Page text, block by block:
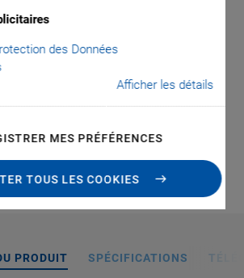
des Données
Afficher les détails
MES PRÉFÉRENCES
TOUS LES COOKIES
200 µm
/ À LA COMMANDE
PRODUIT SPÉCIFICATIONS